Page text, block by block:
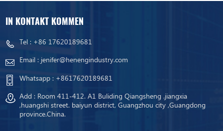
IN KONTAKT KOMMEN
Tel : +86 17620189681
Email : jenifer@henengindustry.com
Whatsapp : +8617620189681
Add : Room 411-412. A1 Buliding Qiangsheng .jiangxia
,huangshi street. baiyun district, Guangzhou city ,Guangdong
province.China.